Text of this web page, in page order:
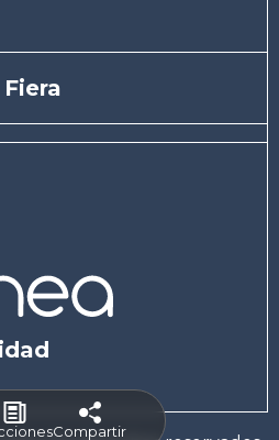
Compartir